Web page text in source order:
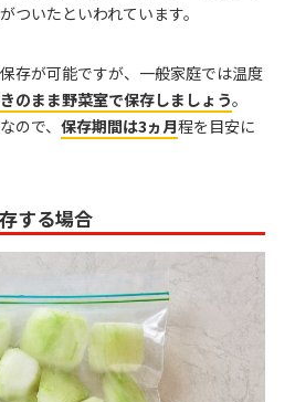
ついたといわれています。
存が可能ですが、一般家庭では温度
のまま野菜室で保存しましょう。
ので、 保存期間は3ヵ月程を目安に
する場合